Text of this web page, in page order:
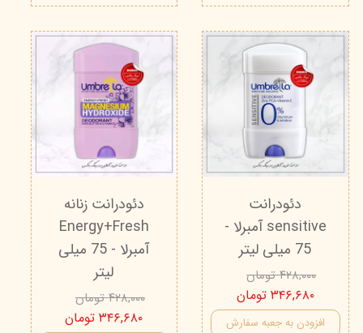
دئودرانت
sensitive آمبرلا -
75 میلی لیتر
۴۲۸,۰۰۰ تومان
۳۴۶,۶۸۰ تومان
افزودن به جعبه سفارش
دئودرانت زنانه
Energy+Fresh
آمبرلا - 75 میلی
لیتر
۴۲۸,۰۰۰ تومان
۳۴۶,۶۸۰ تومان